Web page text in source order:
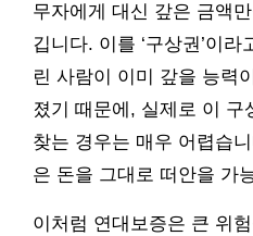
무자에게 대신 갚은 금액
깁니다. 이를 ‘구상권’이
린 사람이 이미 갚을 능력
졌기 때문에, 실제로 이 구
찾는 경우는 매우 어렵습
은 돈을 그대로 떠안을 가
이처럼 연대보증은 큰 위